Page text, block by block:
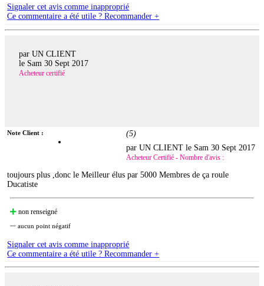
Signaler cet avis comme inapproprié
Ce commentaire a été utile ? Recommander +
par UN CLIENT
le Sam 30 Sept 2017
Acheteur certifié
Note Client : (5)
par UN CLIENT le Sam 30 Sept 2017
Acheteur Certifié - Nombre d'avis :
toujours plus ,donc le Meilleur élus par 5000 Membres de ça roule
Ducatiste
non renseigné
aucun point négatif
Signaler cet avis comme inapproprié
Ce commentaire a été utile ? Recommander +